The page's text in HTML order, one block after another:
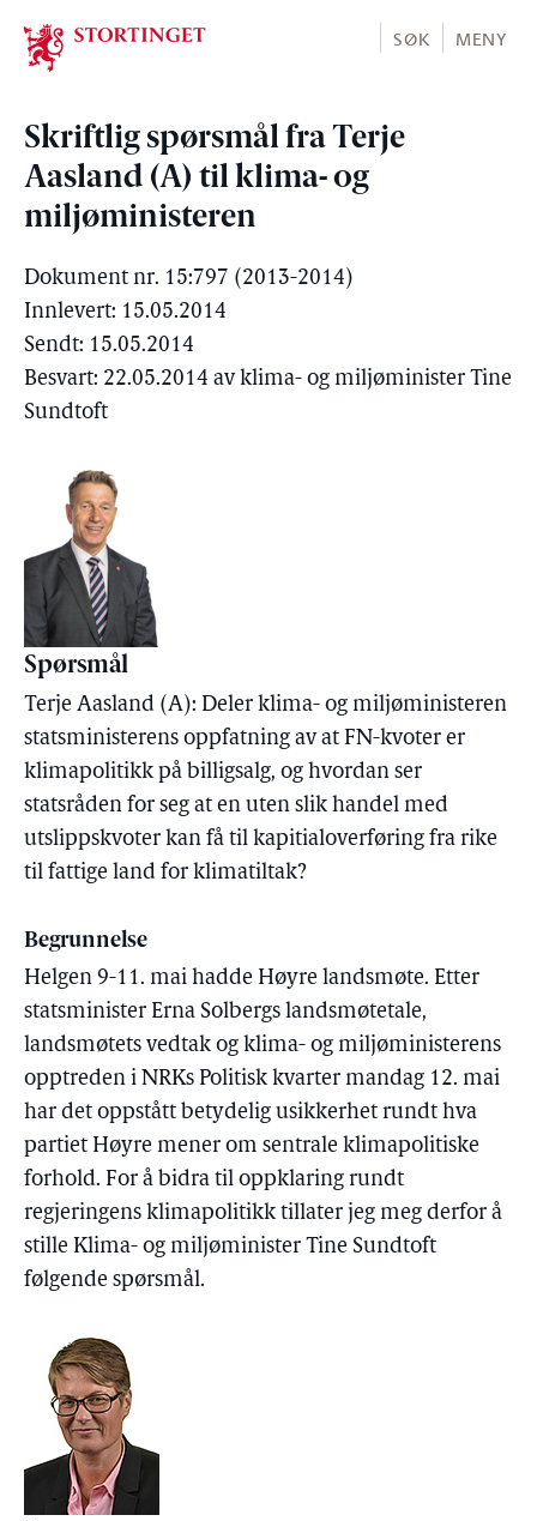
Stortinget.no
SØK MENY
Skriftlig spørsmål fra Terje
Aasland (A) til klima- og
miljøministeren
Dokument nr. 15:797 (2013-2014)
Innlevert: 15.05.2014
Sendt: 15.05.2014
Besvart: 22.05.2014 av klima- og miljøminister Tine
Sundtoft
Spørsmål
Terje Aasland (A): Deler klima- og miljøministeren
statsministerens oppfatning av at FN-kvoter er
klimapolitikk på billigsalg, og hvordan ser
statsråden for seg at en uten slik handel med
utslippskvoter kan få til kapitialoverføring fra rike
til fattige land for klimatiltak?
Begrunnelse
Helgen 9-11. mai hadde Høyre landsmøte. Etter
statsminister Erna Solbergs landsmøtetale,
landsmøtets vedtak og klima- og miljøministerens
opptreden i NRKs Politisk kvarter mandag 12. mai
har det oppstått betydelig usikkerhet rundt hva
partiet Høyre mener om sentrale klimapolitiske
forhold. For å bidra til oppklaring rundt
regjeringens klimapolitikk tillater jeg meg derfor å
stille Klima- og miljøminister Tine Sundtoft
følgende spørsmål.